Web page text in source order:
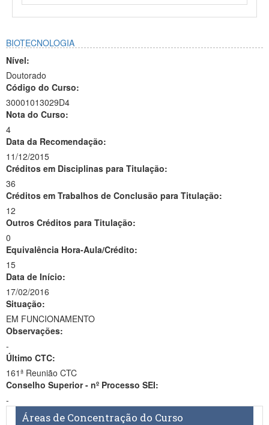
BIOTECNOLOGIA
Nível:
Doutorado
Código do Curso:
30001013029D4
Nota do Curso:
4
Data da Recomendação:
11/12/2015
Créditos em Disciplinas para Titulação:
36
Créditos em Trabalhos de Conclusão para Titulação:
12
Outros Créditos para Titulação:
0
Equivalência Hora-Aula/Crédito:
15
Data de Início:
17/02/2016
Situação:
EM FUNCIONAMENTO
Observações:
-
Último CTC:
161ª Reunião CTC
Conselho Superior - nº Processo SEI:
-
Áreas de Concentração do Curso